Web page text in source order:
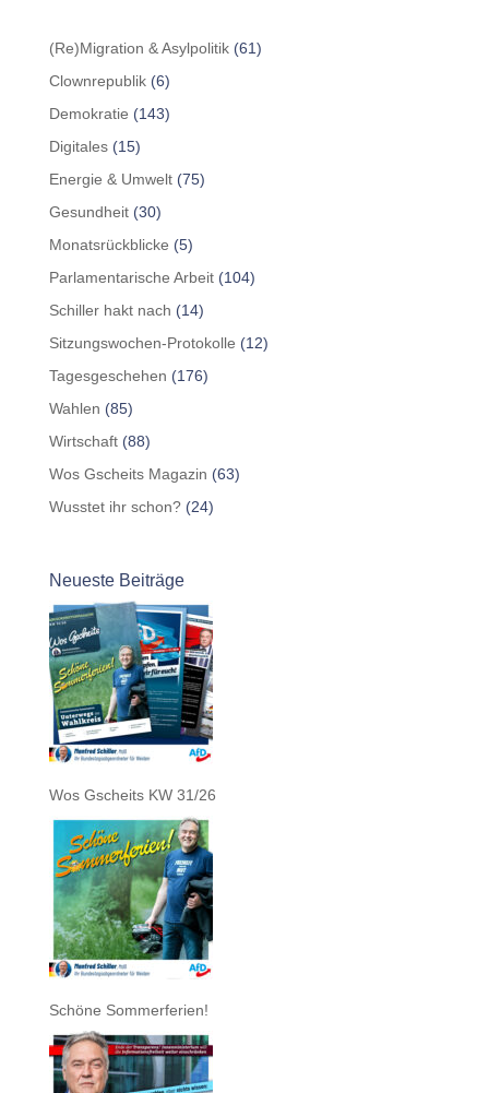
(Re)Migration & Asylpolitik(61)
Clownrepublik(6)
Demokratie (143)
Digitales(15)
Energie & Umwelt(75)
Gesundheit(30)
Monatsrückblicke (5)
Parlamentarische Arbeit(104)
Schiller hakt nach (14)
Sitzungswochen-Protokolle (12)
Tagesgeschehen (176)
Wahlen (85)
Wirtschaft(88)
Wos Gscheits Magazin (63)
Wusstet ihr schon?(24)
Neueste Beiträge
Wos Gscheits KW 31/26
Schöne Sommerferien!